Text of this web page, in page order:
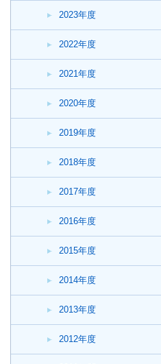
2023年度
2022年度
2021年度
2020年度
2019年度
2018年度
2017年度
2016年度
2015年度
2014年度
2013年度
2012年度